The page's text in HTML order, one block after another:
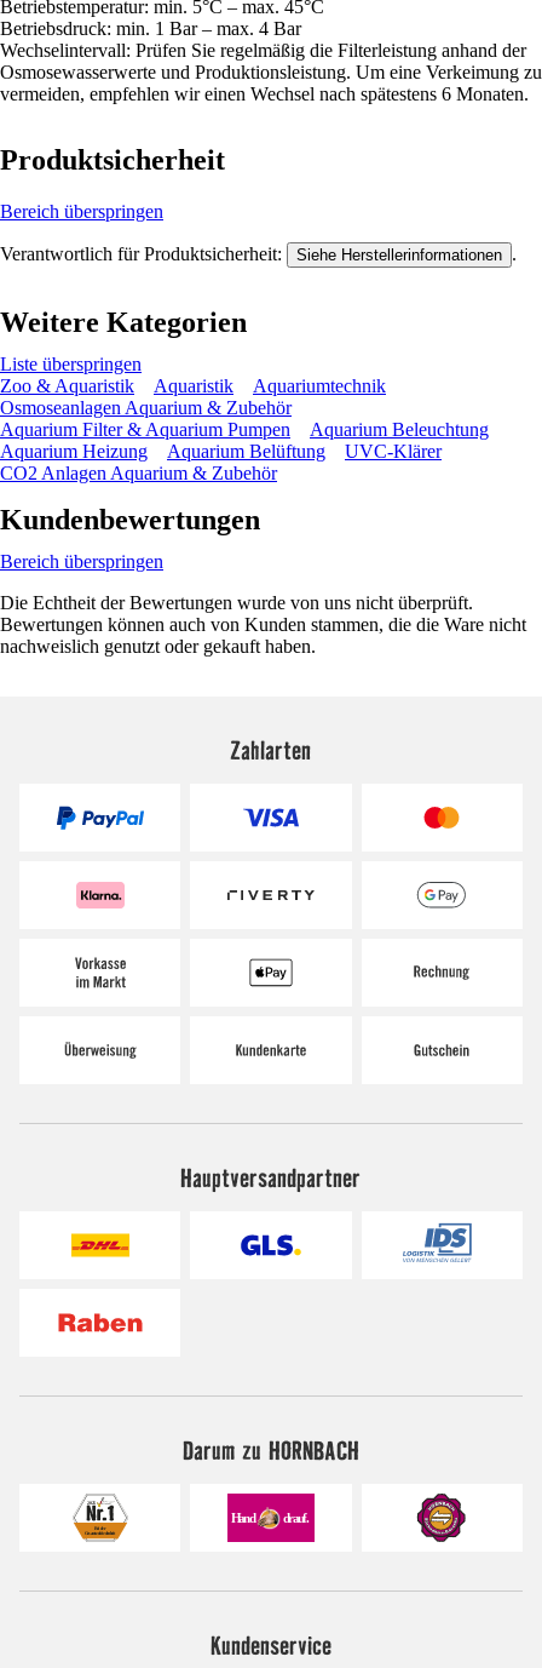
Betriebstemperatur: min. 5°C – max. 45°C
Betriebsdruck: min. 1 Bar – max. 4 Bar
Wechselintervall: Prüfen Sie regelmäßig die Filterleistung anhand der
Osmosewasserwerte und Produktionsleistung. Um eine Verkeimung zu
vermeiden, empfehlen wir einen Wechsel nach spätestens 6 Monaten.
Produktsicherheit
Bereich überspringen
Verantwortlich für Produktsicherheit: Siehe Herstellerinformationen .
Weitere Kategorien
Liste überspringen
Zoo & Aquaristik
Aquaristik
Aquariumtechnik
Osmoseanlagen Aquarium & Zubehör
Aquarium Filter & Aquarium Pumpen
Aquarium Beleuchtung
Aquarium Heizung
Aquarium Belüftung
UVC-Klärer
CO2 Anlagen Aquarium & Zubehör
Kundenbewertungen
Bereich überspringen
Die Echtheit der Bewertungen wurde von uns nicht überprüft.
Bewertungen können auch von Kunden stammen, die die Ware nicht
nachweislich genutzt oder gekauft haben.
Zahlarten
Hauptversandpartner
Darum zu HORNBACH
Kundenservice